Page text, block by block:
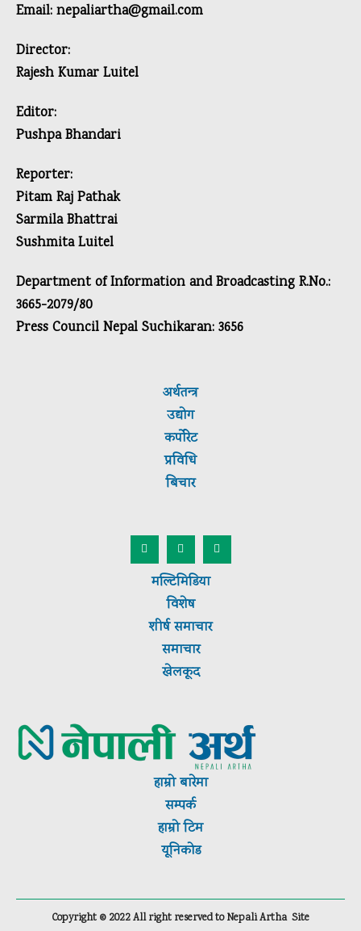
Email: nepaliartha@gmail.com
Director:
Rajesh Kumar Luitel
Editor:
Pushpa Bhandari
Reporter:
Pitam Raj Pathak
Sarmila Bhattrai
Sushmita Luitel
Department of Information and Broadcasting R.No.:
3665-2079/80
Press Council Nepal Suchikaran: 3656
अर्थतन्त्र
उद्योग
कर्पाेरेट
प्रविधि
बिचार
मल्टिमिडिया
विशेष
शीर्षसमाचार
समाचार
खेलकूद
हाम्रो बारेमा
सम्पर्क
हाम्रो टिम
यूनिकोड
Copyright © 2022All right reserved to Nepali Artha Site